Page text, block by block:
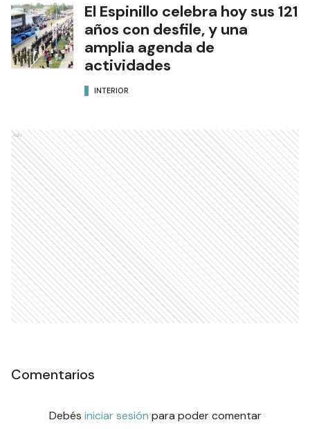
El Espinillo celebra hoy sus 121
años con desfile, y una
amplia agenda de
actividades
INTERIOR
Ads
Comentarios
Debés iniciar sesión para poder comentar